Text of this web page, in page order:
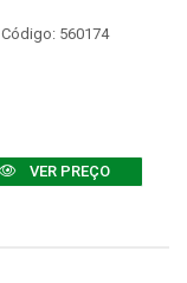
Código: 560174
VER PREÇO